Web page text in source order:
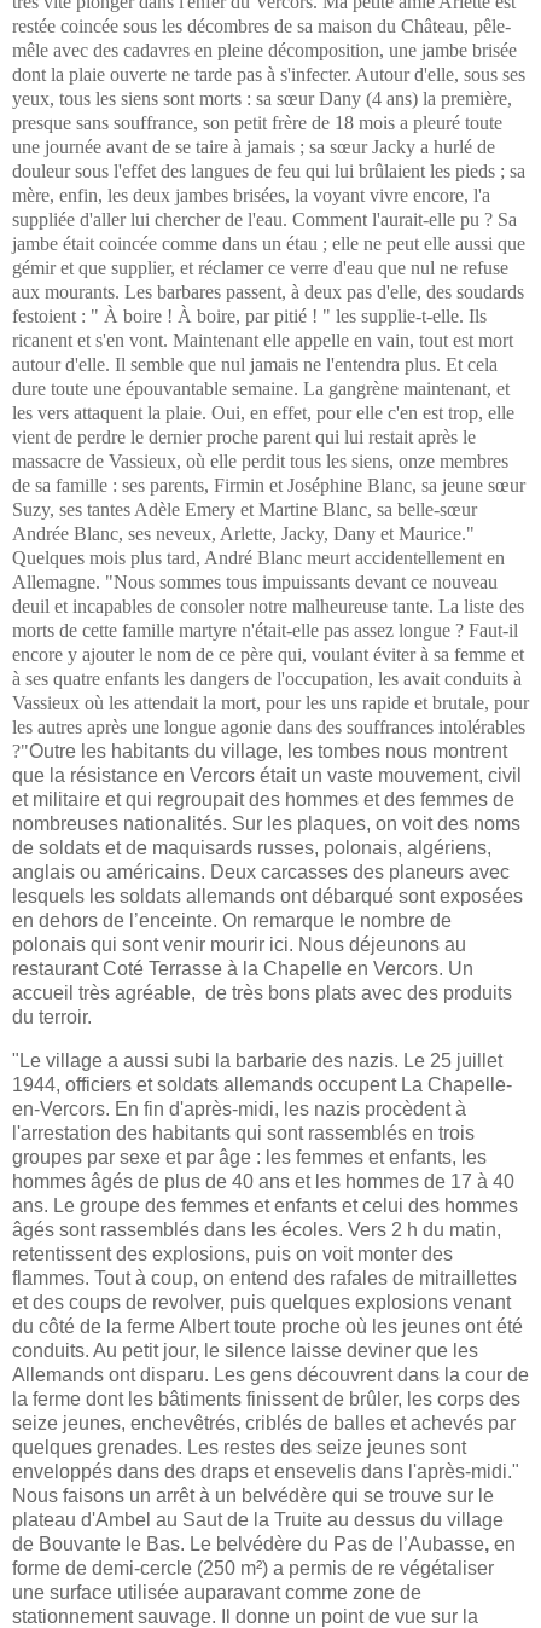
restée coincée sous les décombres de sa maison du Château, pêle-
mêle avec des cadavres en pleine décomposition, une jambe brisée
dont la plaie ouverte ne tarde pas à s'infecter. Autour d'elle, sous ses
yeux, tous les siens sont morts : sa sœur Dany (4 ans) la première,
presque sans souffrance, son petit frère de 18 mois a pleuré toute
une journée avant de se taire à jamais ; sa sœur Jacky a hurlé de
douleur sous l'effet des langues de feu qui lui brûlaient les pieds ; sa
mère, enfin, les deux jambes brisées, la voyant vivre encore, l'a
suppliée d'aller lui chercher de l'eau. Comment l'aurait-elle pu ? Sa
jambe était coincée comme dans un étau ; elle ne peut elle aussi que
gémir et que supplier, et réclamer ce verre d'eau que nul ne refuse
aux mourants. Les barbares passent, à deux pas d'elle, des soudards
festoient : " À boire ! À boire, par pitié ! " les supplie-t-elle. Ils
ricanent et s'en vont. Maintenant elle appelle en vain, tout est mort
autour d'elle. Il semble que nul jamais ne l'entendra plus. Et cela
dure toute une épouvantable semaine. La gangrène maintenant, et
les vers attaquent la plaie. Oui, en effet, pour elle c'en est trop, elle
vient de perdre le dernier proche parent qui lui restait après le
massacre de Vassieux, où elle perdit tous les siens, onze membres
de sa famille : ses parents, Firmin et Joséphine Blanc, sa jeune sœur
Suzy, ses tantes Adèle Emery et Martine Blanc, sa belle-sœur
Andrée Blanc, ses neveux, Arlette, Jacky, Dany et Maurice."
Quelques mois plus tard, André Blanc meurt accidentellement en
Allemagne. "Nous sommes tous impuissants devant ce nouveau
deuil et incapables de consoler notre malheureuse tante. La liste des
morts de cette famille martyre n'était-elle pas assez longue ? Faut-il
encore y ajouter le nom de ce père qui, voulant éviter à sa femme et
à ses quatre enfants les dangers de l'occupation, les avait conduits à
Vassieux où les attendait la mort, pour les uns rapide et brutale, pour
les autres après une longue agonie dans des souffrances intolérables
?"Outre les habitants du village, les tombes nous montrent
que la résistance en Vercors était un vaste mouvement, civil
et militaire et qui regroupait des hommes et des femmes de
nombreuses nationalités. Sur les plaques, on voit des noms
de soldats et de maquisards russes, polonais, algériens,
anglais ou américains. Deux carcasses des planeurs avec
lesquels les soldats allemands ont débarqué sont exposées
en dehors de l’enceinte. On remarque le nombre de
polonais qui sont venir mourir ici. Nous déjeunons au
restaurant Coté Terrasse à la Chapelle en Vercors. Un
accueil très agréable, de très bons plats avec des produits
du terroir.
"Le village a aussi subi la barbarie des nazis. Le 25 juillet
1944, officiers et soldats allemands occupent La Chapelle-
en-Vercors. En fin d'après-midi, les nazis procèdent à
l'arrestation des habitants qui sont rassemblés en trois
groupes par sexe et par âge : les femmes et enfants, les
hommes âgés de plus de 40 ans et les hommes de 17 à 40
ans. Le groupe des femmes et enfants et celui des hommes
âgés sont rassemblés dans les écoles. Vers 2 h du matin,
retentissent des explosions, puis on voit monter des
flammes. Tout à coup, on entend des rafales de mitraillettes
et des coups de revolver, puis quelques explosions venant
du côté de la ferme Albert toute proche où les jeunes ont été
conduits. Au petit jour, le silence laisse deviner que les
Allemands ont disparu. Les gens découvrent dans la cour de
la ferme dont les bâtiments finissent de brûler, les corps des
seize jeunes, enchevêtrés, criblés de balles et achevés par
quelques grenades. Les restes des seize jeunes sont
enveloppés dans des draps et ensevelis dans l'après-midi."
Nous faisons un arrêt à un belvédère qui se trouve sur le
plateau d'Ambel au Saut de la Truite au dessus du village
de Bouvante le Bas. Le belvédère du Pas de l’Aubasse, en
forme de demi-cercle (250 m²) a permis de re végétaliser
une surface utilisée auparavant comme zone de
stationnement sauvage. Il donne un point de vue sur la